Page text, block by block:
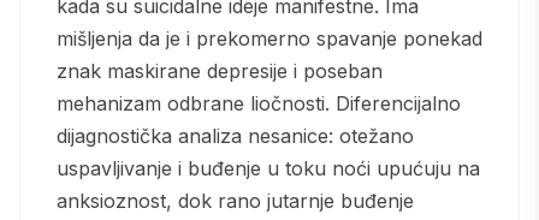
kada su suicidalne ideje manifestne. Ima
mišljenja da je i prekomerno spavanje ponekad
znak maskirane depresije i poseban
mehanizam odbrane liočnosti. Diferencijalno
dijagnostička analiza nesanice: otežano
uspavljivanje i buđenje u toku noći upućuju na
anksioznost, dok rano jutarnje buđenje